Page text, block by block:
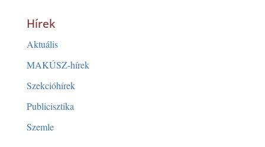
Hírek
Aktuális
MAKÚSZ-hírek
Szekcióhírek
Publicisztika
Szemle